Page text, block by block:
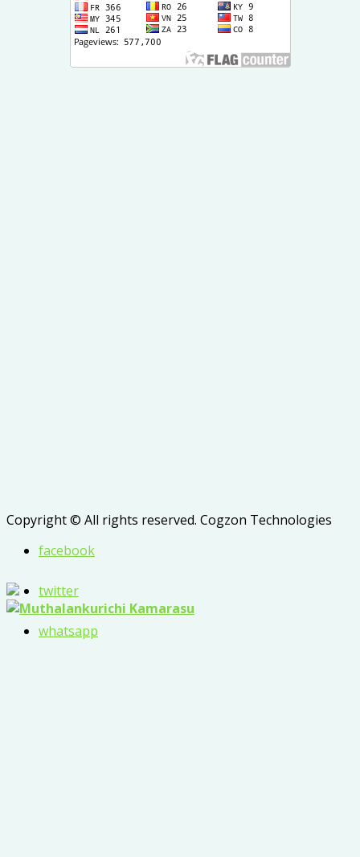
Copyright © All rights reserved. Cogzon Technologies
facebook
twitter
whatsapp